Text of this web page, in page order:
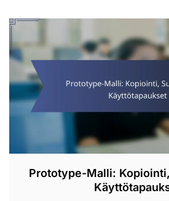
Prototype-Malli: